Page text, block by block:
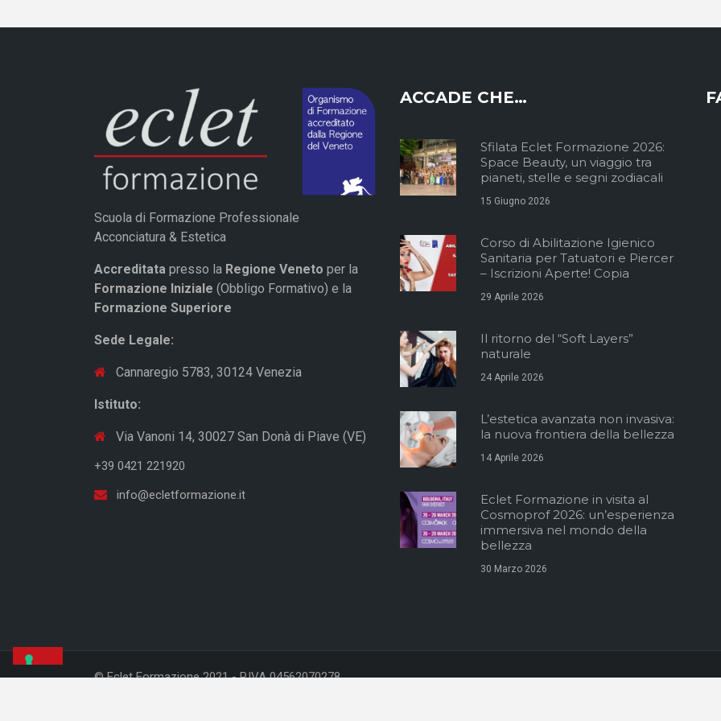
Scuola di Formazione Professionale
Acconciatura & Estetica
Accreditata presso la Regione Veneto per la
Formazione Iniziale (Obbligo Formativo) e la
Formazione Superiore
Sede Legale:
Cannaregio 5783, 30124 Venezia
Istituto:
Via Vanoni 14, 30027 San Donà di Piave (VE)
+39 0421 221920
info@ecletformazione.it
ACCADE CHE…
Sfilata Eclet Formazione 2026:
Space Beauty, un viaggio tra
pianeti, stelle e segni zodiacali
15 Giugno 2026
Corso di Abilitazione Igienico
Sanitaria per Tatuatori e Piercer
– Iscrizioni Aperte! Copia
29 Aprile 2026
Il ritorno del “Soft Layers”
naturale
24 Aprile 2026
L’estetica avanzata non invasiva:
la nuova frontiera della bellezza
14 Aprile 2026
Eclet Formazione in visita al
Cosmoprof 2026: un’esperienza
immersiva nel mondo della
bellezza
30 Marzo 2026
© Eclet Formazione 2021 - P.IVA 04562070278